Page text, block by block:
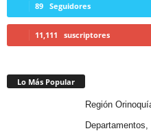
89 Seguidores
11,111 suscriptores
Lo Más Popular
Región